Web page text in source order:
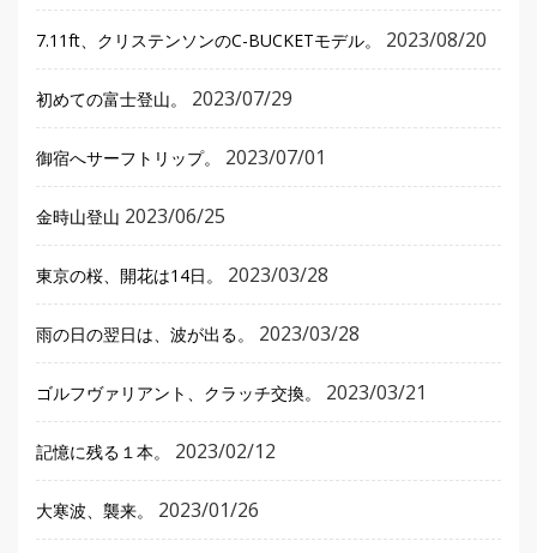
7.11ft、クリステンソンのC-BUCKETモデル。 2023/08/20
初めての富士登山。 2023/07/29
御宿へサーフトリップ。 2023/07/01
金時山登山 2023/06/25
東京の桜、開花は14日。 2023/03/28
雨の日の翌日は、波が出る。 2023/03/28
ゴルフヴァリアント、クラッチ交換。 2023/03/21
記憶に残る１本。 2023/02/12
大寒波、襲来。 2023/01/26